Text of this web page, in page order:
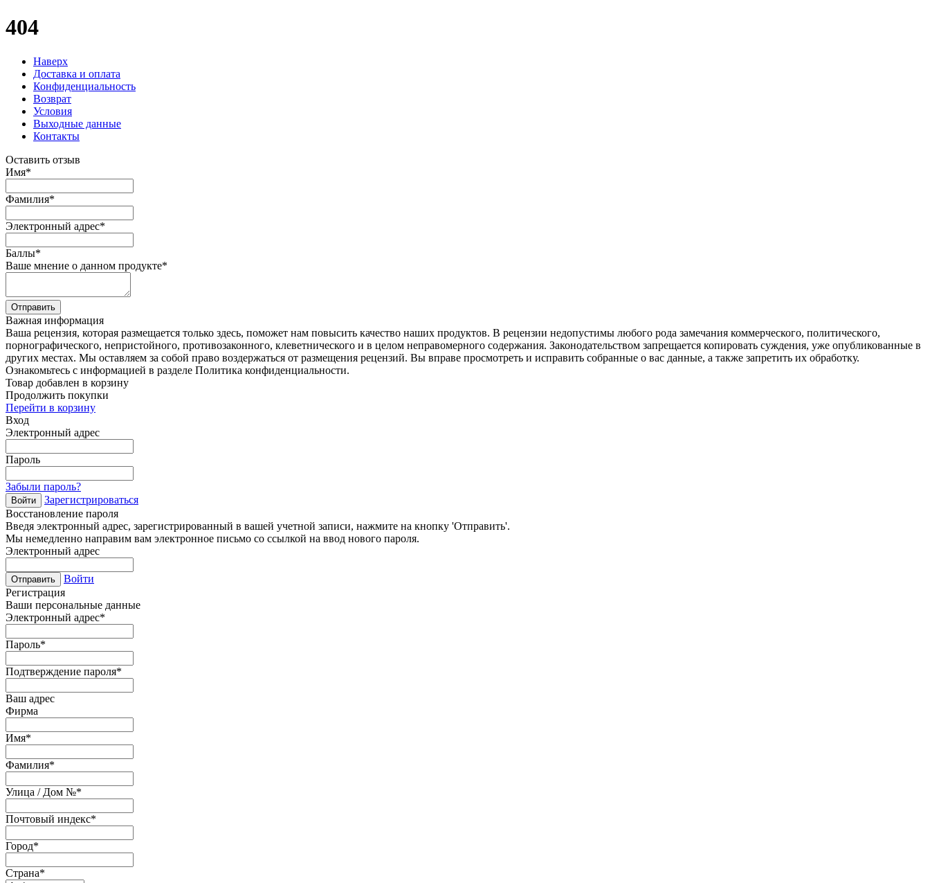
404
Наверх
Доставка и оплата
Конфиденциальность
Возврат
Условия
Выходные данные
Контакты
Оставить отзыв
Имя*
Фамилия*
Электронный адрес*
Баллы*
Ваше мнение о данном продукте*
Отправить
Важная информация
Ваша рецензия, которая размещается только здесь, поможет нам повысить качество наших продуктов. В рецензии недопустимы любого рода замечания коммерческого, политического,
порнографического, непристойного, противозаконного, клеветнического и в целом неправомерного содержания. Законодательством запрещается копировать суждения, уже опубликованные в
других местах. Мы оставляем за собой право воздержаться от размещения рецензий. Вы вправе просмотреть и исправить собранные о вас данные, а также запретить их обработку.
Ознакомьтесь с информацией в разделе Политика конфиденциальности.
Товар добавлен в корзину
Продолжить покупки
Перейти в корзину
Вход
Электронный адрес
Пароль
Забыли пароль?
Войти
Зарегистрироваться
Восстановление пароля
Введя электронный адрес, зарегистрированный в вашей учетной записи, нажмите на кнопку 'Отправить'.
Мы немедленно направим вам электронное письмо со ссылкой на ввод нового пароля.
Электронный адрес
Отправить
Войти
Регистрация
Ваши персональные данные
Электронный адрес*
Пароль*
Подтверждение пароля*
Ваш адрес
Фирма
Имя*
Фамилия*
Улица / Дом №*
Почтовый индекс*
Город*
Страна*